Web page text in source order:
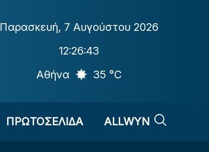
Παρασκευή, 7 Αυγούστου 2026
12:26:44
Αθήνα
35 °C
ΠΡΩΤΟΣΕΛΙΔΑ ALLWYN